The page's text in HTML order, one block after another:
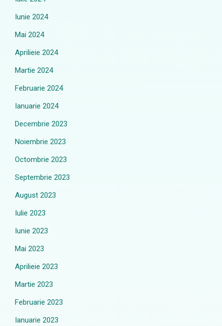
Iunie 2024
Mai 2024
Aprilieie 2024
Martie 2024
Februarie 2024
Ianuarie 2024
Decembrie 2023
Noiembrie 2023
Octombrie 2023
Septembrie 2023
August 2023
Iulie 2023
Iunie 2023
Mai 2023
Aprilieie 2023
Martie 2023
Februarie 2023
Ianuarie 2023